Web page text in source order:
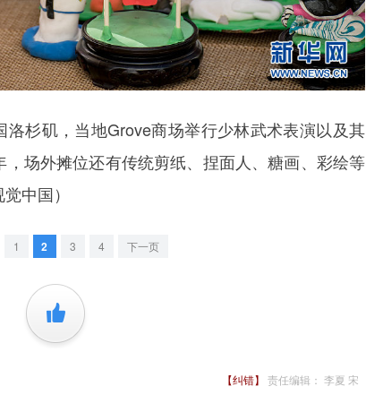
杉矶，当地Grove商场举行少林武术表演以及其
场外摊位还有传统剪纸、捏面人、糖画、彩绘等
中国）
1 2 3 4 下一页
+1
【纠错】 责任编辑： 李夏 宋